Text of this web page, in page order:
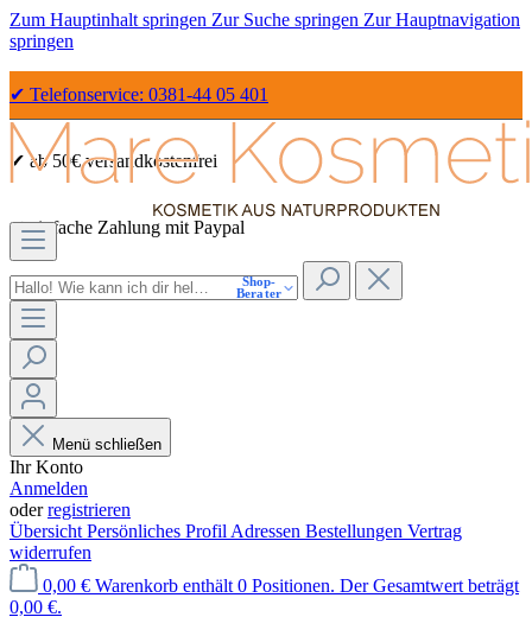
Zum Hauptinhalt springen Zur Suche springen Zur Hauptnavigation
springen
✔ Telefonservice: 0381-44 05 401
✔ ab 50€ versandkostenfrei
✔ einfache Zahlung mit Paypal
✔ Sicher Einkaufen dank SSL
Shop-
Berater
Menü schließen
Ihr Konto
Anmelden
oderregistrieren
Übersicht Persönliches Profil Adressen Bestellungen Vertrag
widerrufen
0,00 € Warenkorb enthält 0 Positionen. Der Gesamtwert beträgt
0,00 €.